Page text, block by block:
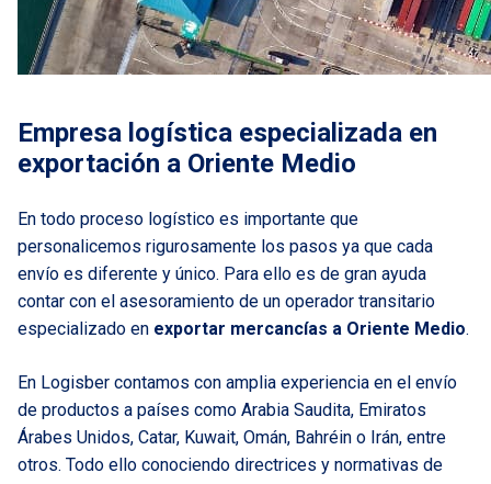
Empresa logística especializada en
exportación a Oriente Medio
En todo proceso logístico es importante que
personalicemos rigurosamente los pasos ya que cada
envío es diferente y único. Para ello es de gran ayuda
contar con el asesoramiento de un operador transitario
especializado en exportar mercancías a Oriente Medio.
En Logisber contamos con amplia experiencia en el envío
de productos a países como Arabia Saudita, Emiratos
Árabes Unidos, Catar, Kuwait, Omán, Bahréin o Irán, entre
otros. Todo ello conociendo directrices y normativas de